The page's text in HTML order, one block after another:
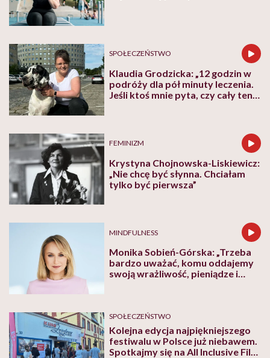
SPOŁECZEŃSTWO
Klaudia Grodzicka: „12 godzin w
podróży dla pół minuty leczenia.
Jeśli ktoś mnie pyta, czy cały ten
FEMINIZM
Krystyna Chojnowska-Liskiewicz:
„Nie chcę być słynna. Chciałam
tylko być pierwsza”
MINDFULNESS
Monika Sobień-Górska: „Trzeba
bardzo uważać, komu oddajemy
swoją wrażliwość, pieniądze i
SPOŁECZEŃSTWO
Kolejna edycja najpiękniejszego
festiwalu w Polsce już niebawem.
Spotkajmy się na All Inclusive Film